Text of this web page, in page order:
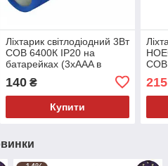
Ліхтарик світлодіодний 3Вт
COB 6400К IP20 на
батарейках (3xAAA в
140₴
Купити
215